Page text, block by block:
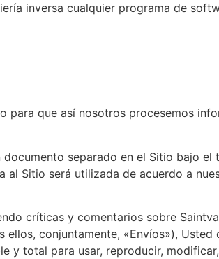
inversa cualquier programa de
que así nosotros procesemos
separado en el Sitio bajo
al Sitio será utilizada de acuerdo a
críticas y comentarios sobre
conjuntamente, «Envíos»), Usted
y total para usar, reproducir,